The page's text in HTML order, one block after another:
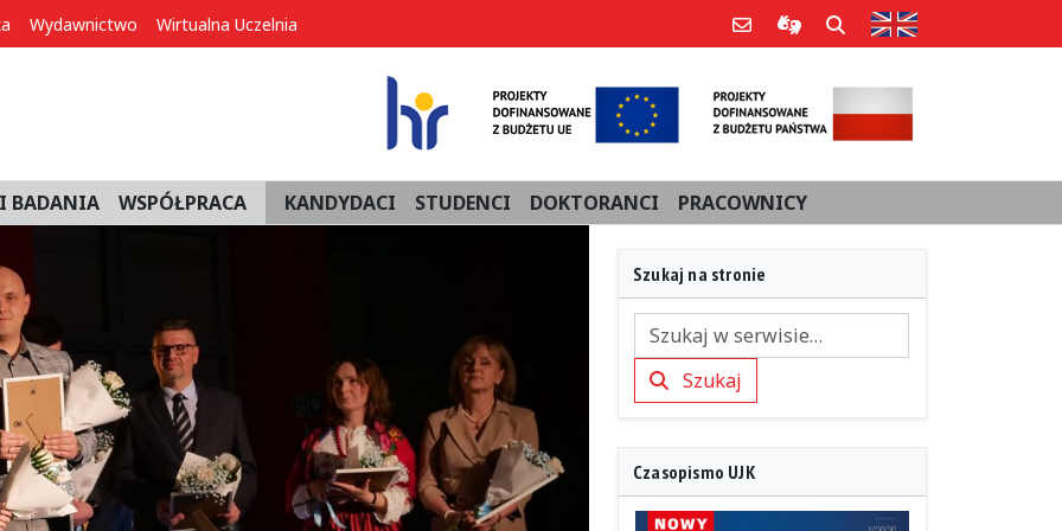
Wydawnictwo Wirtualna Uczelnia Poczta e-mailInformacje dla użytkowników
Szukaj Strona w języku
BADANIA WSPÓŁPRACA KANDYDACI STUDENCI DOKTORANCI PRACOWNICY
Szukaj na stronie
SzukajSzukaj
Czasopismo UJK